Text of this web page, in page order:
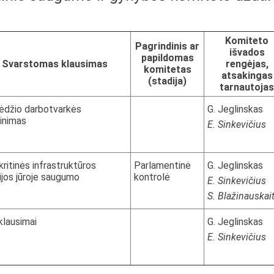
Svarstomas klausimas
Pagrindinis ar
papildomas
komitetas
(stadija)
Komiteto
išvados
rengėjas,
atsakingas
tarnautojas
darbotvarkės
G. Jeglinskas
E. Sinkevičius
infrastruktūros
jūroje saugumo
Parlamentinė
kontrolė
G. Jeglinskas
E. Sinkevičius
S.
G. Jeglinskas
E. Sinkevičius